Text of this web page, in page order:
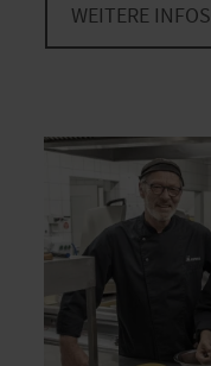
WEITERE INFOS